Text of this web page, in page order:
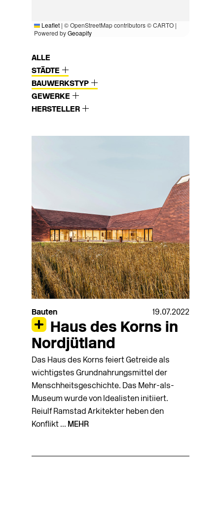
Leaflet | © OpenStreetMap contributors © CARTO |
Powered byGeoapify
ALLE
STÄDTE
BAUWERKSTYP
GEWERKE
HERSTELLER
Bauten 19.07.2022
Haus des Korns in
Nordjütland
Das Haus des Korns feiert Getreide als
wichtigstes Grundnahrungsmittel der
Menschheitsgeschichte. Das Mehr-als-
Museum wurde von Idealisten initiiert.
Reiulf Ramstad Arkitekter heben den
Konflikt ... MEHR